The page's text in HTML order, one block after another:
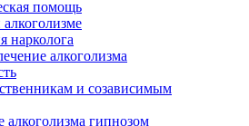
помощь
нарколога
алкоголизма
и созависимым
алкоголизма гипнозом